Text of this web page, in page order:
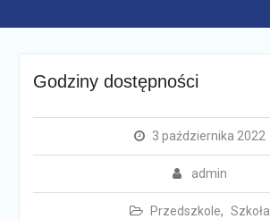
Godziny dostępności
3 października 2022
admin
Przedszkole, Szkoła